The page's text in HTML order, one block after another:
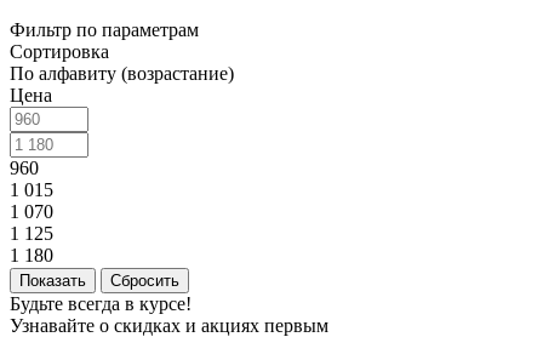
Фильтр по параметрам
Сортировка
По алфавиту (возрастание)
Цена
960
1 015
1 070
1 125
1 180
Сбросить
Будьте всегда в курсе!
Узнавайте о скидках и акциях первым